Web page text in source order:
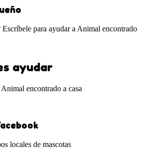
para ayudar a Animal encontrado
ayudar
encontrado a casa
locales de mascotas